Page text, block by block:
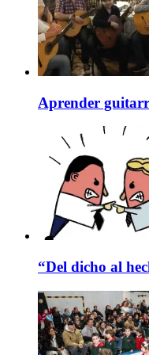
Aprender
“Del dicho al